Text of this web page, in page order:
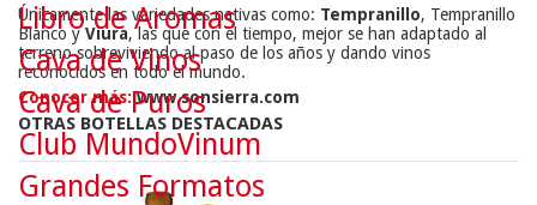
Únicamente las variedades nativas como: Tempranillo, Tempranillo
Blanco y Viura, las que con el tiempo, mejor se han adaptado al
terreno sobreviviendo al paso de los años y dando vinos
reconocidos en todo el mundo.
Conocer más:www.sonsierra.com
OTRAS BOTELLAS DESTACADAS
Libro de Aromas
Cava de Vinos
Cava de Puros
Club MundoVinum
Grandes Formatos